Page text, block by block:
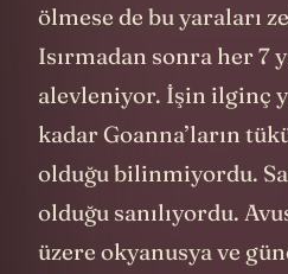
ölmese de bu yaraları
Isırmadan sonra her 7
alevleniyor. İşin ilginç
kadar Goanna’ların
olduğu bilinmiyordu.
olduğu sanılıyordu.
üzere okyanusya ve